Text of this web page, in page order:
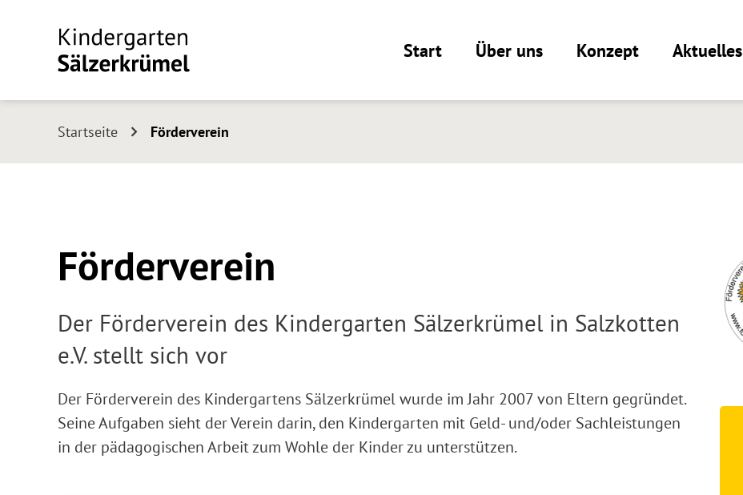
Start Über uns Konzept Aktuelles
Startseite Förderverein
Förderverein
Der Förderverein des Kindergarten Sälzerkrümel in Salzkotten
e.V. stellt sich vor
Der Förderverein des Kindergartens Sälzerkrümel wurde im Jahr 2007 von Eltern gegründet.
Seine Aufgaben sieht der Verein darin, den Kindergarten mit Geld- und/oder Sachleistungen
in der pädagogischen Arbeit zum Wohle der Kinder zu unterstützen.